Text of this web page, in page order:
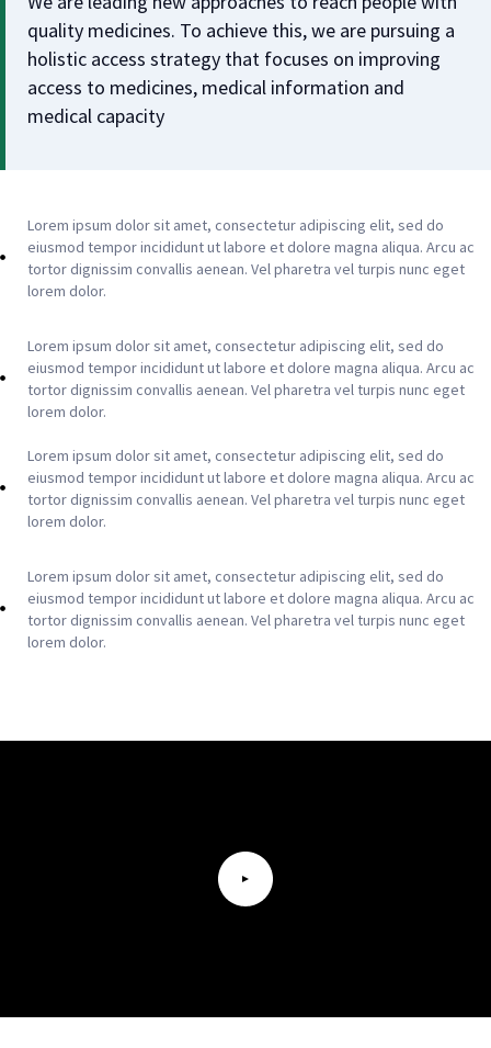
quality medicines. To achieve this, we are pursuing a
holistic access strategy that focuses on improving
access to medicines, medical information and
medical capacity
Lorem ipsum dolor sit amet, consectetur adipiscing elit, sed do
eiusmod tempor incididunt ut labore et dolore magna aliqua. Arcu ac
tortor dignissim convallis aenean. Vel pharetra vel turpis nunc eget
lorem dolor.
Lorem ipsum dolor sit amet, consectetur adipiscing elit, sed do
eiusmod tempor incididunt ut labore et dolore magna aliqua. Arcu ac
tortor dignissim convallis aenean. Vel pharetra vel turpis nunc eget
lorem dolor.
Lorem ipsum dolor sit amet, consectetur adipiscing elit, sed do
eiusmod tempor incididunt ut labore et dolore magna aliqua. Arcu ac
tortor dignissim convallis aenean. Vel pharetra vel turpis nunc eget
lorem dolor.
Lorem ipsum dolor sit amet, consectetur adipiscing elit, sed do
eiusmod tempor incididunt ut labore et dolore magna aliqua. Arcu ac
tortor dignissim convallis aenean. Vel pharetra vel turpis nunc eget
lorem dolor.